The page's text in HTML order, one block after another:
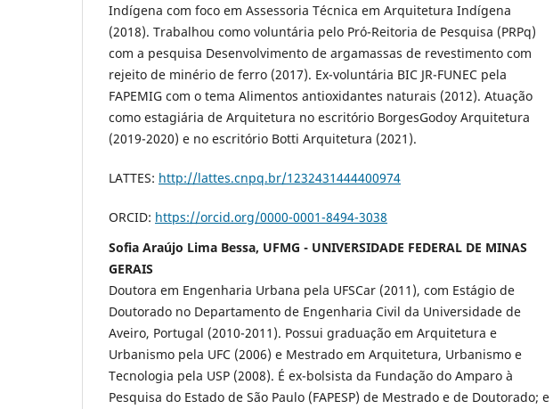
Indígena com foco em Assessoria Técnica em Arquitetura Indígena
(2018). Trabalhou como voluntária pelo Pró-Reitoria de Pesquisa (PRPq)
com a pesquisa Desenvolvimento de argamassas de revestimento com
rejeito de minério de ferro (2017). Ex-voluntária BIC JR-FUNEC pela
FAPEMIG com o tema Alimentos antioxidantes naturais (2012). Atuação
como estagiária de Arquitetura no escritório BorgesGodoy Arquitetura
(2019-2020) e no escritório Botti Arquitetura (2021).
LATTES: http://lattes.cnpq.br/1232431444400974
ORCID: https://orcid.org/0000-0001-8494-3038
Sofia Araújo Lima Bessa, UFMG - UNIVERSIDADE FEDERAL DE MINAS
GERAIS
Doutora em Engenharia Urbana pela UFSCar (2011), com Estágio de
Doutorado no Departamento de Engenharia Civil da Universidade de
Aveiro, Portugal (2010-2011). Possui graduação em Arquitetura e
Urbanismo pela UFC (2006) e Mestrado em Arquitetura, Urbanismo e
Tecnologia pela USP (2008). É ex-bolsista da Fundação do Amparo à
Pesquisa do Estado de São Paulo (FAPESP) de Mestrado e de Doutorado; e